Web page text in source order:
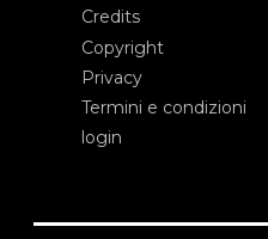
Credits
Copyright
Privacy
Termini e condizioni
login